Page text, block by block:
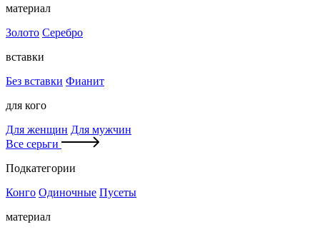
материал
Золото Серебро
вставки
Без вставки Фианит
для кого
Для женщин Для мужчин
Все серьги
Подкатегории
Конго Одиночные Пусеты
материал